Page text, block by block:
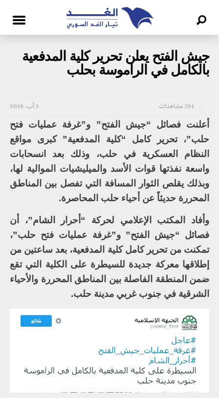
جيش الفتح يعلن تحرير كلية المدفعية
بالكامل في الراموسة بحلب
5 آب، 2016 701 مشاهدات
أعلنت فصائل “جيش الفتح” و”غرفة عمليات فتح
حلب”، تحرير كامل “كلية المدفعية” كبرى مواقع
النظام العسكرية في حلب، وذلك بعد انسحابات
واسعة نفذتها قوات الأسد والميليشيات الموالية لها،
وبذلك يقلص الثوار المسافة التي تفصل بين المناطق
المحررة حديثاً عن أحياء حلب المحاصرة.
وأفاد المكتب الإعلامي لحركة “أحرار الشام”، أن
فصائل “جيش الفتح” و”غرفة عمليات فتح حلب”،
تمكنت من تحرير كامل كلية المدفعية، بعد ساعتين من
إطلاقها معركة جديدة للسيطرة على الكلية التي تقع
ضمن المنطقة الفاصلة بين المناطق المحررة والأحياء
الشرقية في جنوب غربي مدينة حلب.